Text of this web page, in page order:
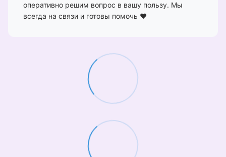
оперативно решим вопрос в вашу пользу. Мы
всегда на связи и готовы помочь ❤️